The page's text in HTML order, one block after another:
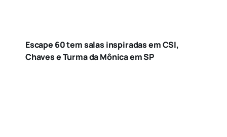
Escape 60 tem salas inspiradas em CSI,
Chaves e Turma da Mônica em SP